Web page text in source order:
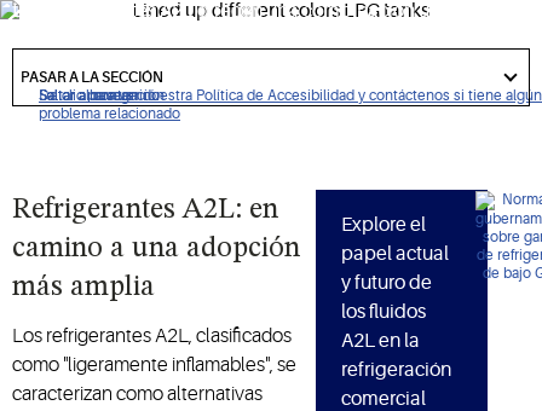
De clic para ver nuestra Política de Accesibilidad y contáctenos si tiene algún
problema relacionado
Saltar a navegación
Saltar al contenido
Saltar a buscar
Los refrigerantes A2L ofrecen una combinación única de
rendimiento y amplio rango de aplicaciones en refrigeración
comercial.
to
section
PASAR A LA SECCIÓN
Refrigerantes A2L: en
camino a una adopción
más amplia
Los refrigerantes A2L, clasificados
como "ligeramente inflamables", se
caracterizan como alternativas
Explore el
papel actual
y futuro de
los fluidos
A2L en la
refrigeración
comercial